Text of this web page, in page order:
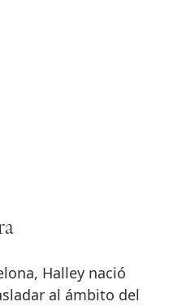
Halley nació
al ámbito del